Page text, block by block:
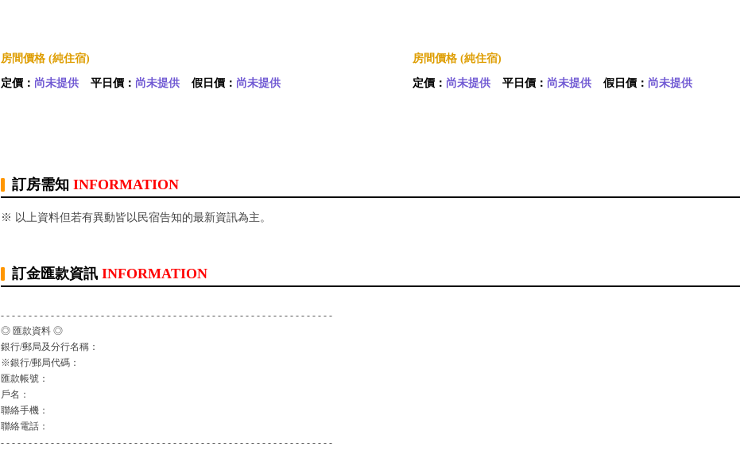
房間價格 (純住宿)
定價： 尚未提供 平日價： 尚未提供 假日價： 尚未提供
房間價格 (純住宿)
定價： 尚未提供 平日價： 尚未提供 假日價： 尚未提供
訂房需知 INFORMATION
※ 以上資料但若有異動皆以民宿告知的最新資訊為主。
訂金匯款資訊 INFORMATION
- - - - - - - - - - - - - - - - - - - - - - - - - - - - - - - - - - - - - - - - - - - - - - - - - - - - - - - - - - - -
◎ 匯款資料 ◎
銀行/郵局及分行名稱：
※銀行/郵局代碼：
匯款帳號：
戶名：
聯絡手機：
聯絡電話：
- - - - - - - - - - - - - - - - - - - - - - - - - - - - - - - - - - - - - - - - - - - - - - - - - - - - - - - - - - - -